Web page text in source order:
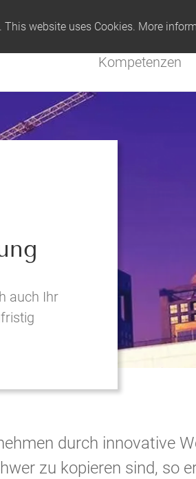
Kompetenzen
auch Ihr
durch innovative
zu kopieren sind, so
. This website uses Cookies. More